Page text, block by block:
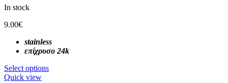
In stock
9.00€
stainless
επίχρυσο 24k
Select options
Quick view